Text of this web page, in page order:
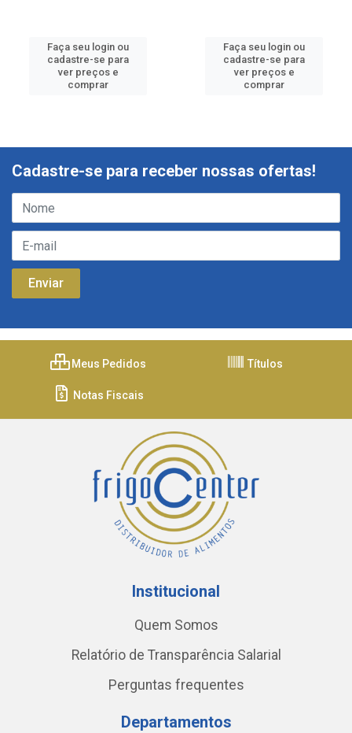
Faça seu login ou
cadastre-se para
ver preços e
comprar
Faça seu login ou
cadastre-se para
ver preços e
comprar
Cadastre-se para receber nossas ofertas!
Meus Pedidos Títulos
Notas Fiscais
Institucional
Quem Somos
Relatório de Transparência Salarial
Perguntas frequentes
Departamentos